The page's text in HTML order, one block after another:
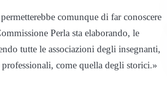
comunque di far conoscere
Perla sta elaborando, le
tutte le associazioni degli insegnanti,
come quella degli storici.»